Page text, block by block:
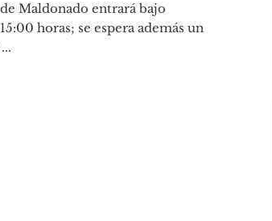
Maldonado entrará bajo
horas; se espera además un